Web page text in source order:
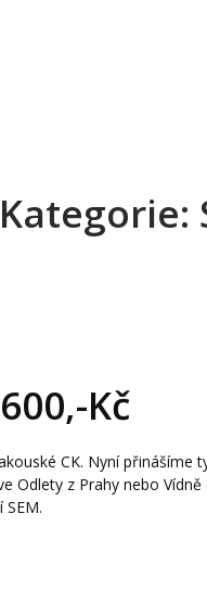
Kategorie:
Kč
CK. Nyní přinášíme
Odlety z Prahy nebo